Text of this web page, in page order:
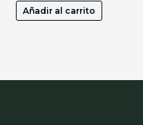
era:actual
es:
Añadir al carrito